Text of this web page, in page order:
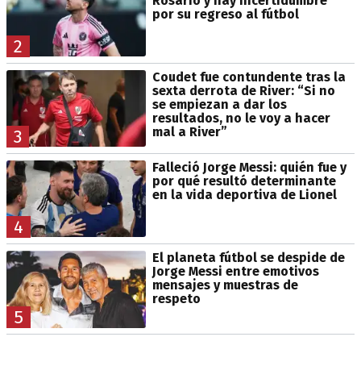
2
por su regreso al fútbol
3
Coudet fue contundente tras la
sexta derrota de River: “Si no
se empiezan a dar los
resultados, no le voy a hacer
mal a River”
4
Falleció Jorge Messi: quién fue y
por qué resultó determinante
en la vida deportiva de Lionel
5
El planeta fútbol se despide de
Jorge Messi entre emotivos
mensajes y muestras de
respeto